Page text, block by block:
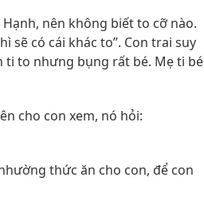
nên không biết to cỡ nào.
sẽ có cái khác to”. Con trai suy
ti to nhưng bụng rất bé. Mẹ ti bé
cho con xem, nó hỏi:
thức ăn cho con, để con